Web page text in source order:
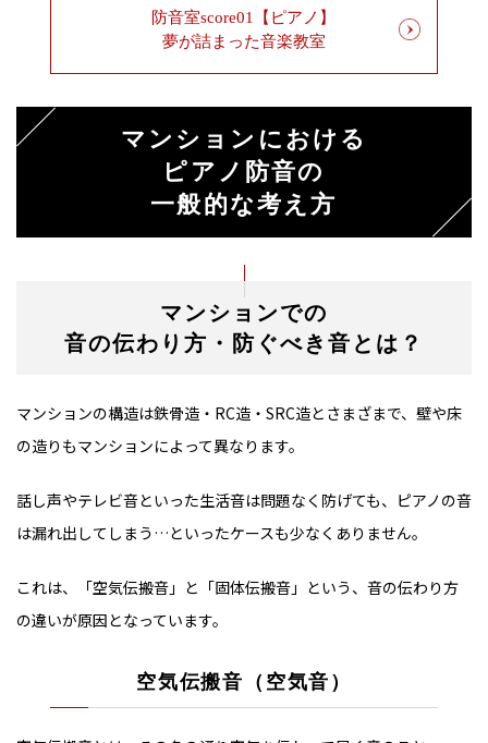
防音室score01【ピアノ】
夢が詰まった音楽教室
マンションにおける
ピアノ防音の
一般的な考え方
マンションでの
音の伝わり方・防ぐべき音とは？
マンションの構造は鉄骨造・RC造・SRC造とさまざまで、壁や床
の造りもマンションによって異なります。
話し声やテレビ音といった生活音は問題なく防げても、ピアノの音
は漏れ出してしまう…といったケースも少なくありません。
これは、「空気伝搬音」と「固体伝搬音」という、音の伝わり方
の違いが原因となっています。
空気伝搬音（空気音）